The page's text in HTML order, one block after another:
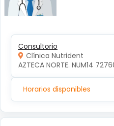
Consultorio
Clínica Nutrident
AZTECA NORTE. NUM14
Horarios disponibles